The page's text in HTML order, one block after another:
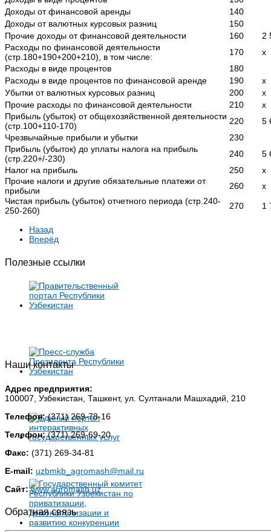
Доходы от финансовой аренды
140
Доходы от валютных курсовых разниц
150
Прочие доходы от финансовой деятельности
160
2
Расходы по финансовой деятельности
(стр.180+190+200+210), в том числе:
170
x
Расходы в виде процентов
180
Расходы в виде процентов по финансовой аренде
190
x
Убытки от валютных курсовых разниц
200
x
Прочие расходы по финансовой деятельности
210
x
Прибыль (убыток) от общехозяйственной деятельности
(стр.100+110-170)
220
5
Чрезвычайные прибыли и убытки
230
Прибыль (убыток) до уплаты налога на прибыль
(стр.220+/-230)
240
5
Налог на прибыль
250
x
Прочие налоги и другие обязательные платежи от
прибыли
260
x
Чистая прибыль (убыток) отчетного периода (стр.240-
250-260)
270 1
Назад
Вперёд
Полезные ссылки
Наши контакты
Адрес предприятия:
100007, Узбекистан, Ташкент, ул. Султанали Машхадий, 210
Телефон:(371) 269-78-16
Телефон:(371) 269-69-20
Факс: (371) 269-34-81
E-mail: uzbmkb_agromash@mail.ru
Сайт: www.agromash.uz
Обратная связь